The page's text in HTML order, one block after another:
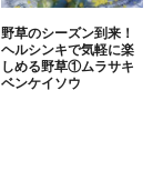
野草のシーズン到来！
ヘルシンキで気軽に楽
しめる野草①ムラサキ
ベンケイソウ